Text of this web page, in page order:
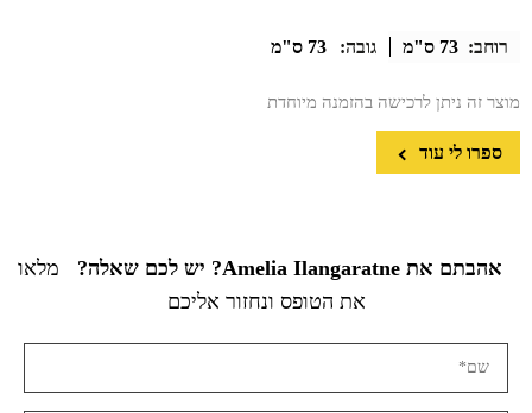
רוחב: 73 ס"מ גובה: 73 ס"מ
מוצר זה ניתן לרכישה בהזמנה מיוחדת
ספרו לי עוד
אהבתם את Amelia Ilangaratne? יש לכם שאלה?
מלאו
את הטופס ונחזור אליכם